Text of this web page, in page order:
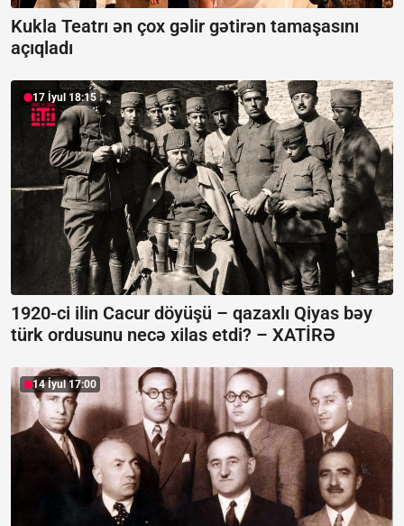
Kukla Teatrı ən çox gəlir gətirən tamaşasını
açıqladı
17 İyul 18:15
1920-ci ilin Cacur döyüşü – qazaxlı Qiyas bəy
türk ordusunu necə xilas etdi? – XATİRƏ
14 İyul 17:00